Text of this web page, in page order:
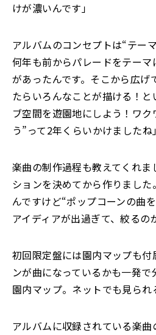
けが濃いんです」
アルバムのコンセプトは“テー
何年も前からパレードをテー
があったんです。そこから広げ
たらいろんなことが描ける！
ブ空間を遊園地にしよう！ワ
う”って2年くらいかけましたね」
楽曲の制作過程も教えてくれま
ションを決めてから作りまし
んですけど“ポップコーンの曲
アイディアが出過ぎて、絞るの
初回限定盤には園内マップも付
ンが曲になっているかも一発
園内マップ。ネットでも見られ
アルバムに収録されている楽